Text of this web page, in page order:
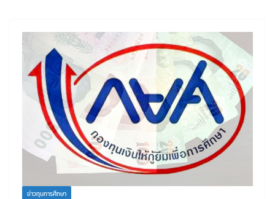
ข่าวทุนการศึกษา